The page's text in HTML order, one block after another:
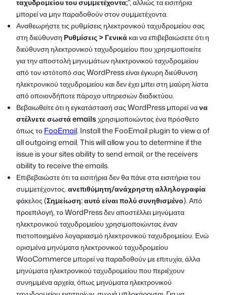
ταχυδρομείου του συμμετέχοντα;", αλλιώς τα εισιτήρια
μπορεί να μην παραδοθούν στον συμμετέχοντα.
Αναθεωρήστε τις ρυθμίσεις ηλεκτρονικού ταχυδρομείου σας
στη διεύθυνση Ρυθμίσεις > Γενικάκαι να επιβεβαιώσετε ότι η
διεύθυνση ηλεκτρονικού ταχυδρομείου που χρησιμοποιείτε
για την αποστολή μηνυμάτων ηλεκτρονικού ταχυδρομείου
από τον ιστότοπό σας WordPress είναι έγκυρη διεύθυνση
ηλεκτρονικού ταχυδρομείου και δεν έχει μπει στη μαύρη λίστα
από οποιονδήποτε πάροχο υπηρεσιών διαδικτύου.
Βεβαιωθείτε ότι η εγκατάστασή σας WordPress μπορεί νανα
στέλνετε σωστά emailsχρησιμοποιώντας ένα πρόσθετο
όπως τοFooEmail. Install the FooEmail plugin to view a of
all outgoing email. This will allow you to determine if the
issue is your sites ability to send email, or the receivers
ability to receive the emails.
Επιβεβαιώστε ότι τα εισιτήρια δεν θα πάνε στα εισιτήρια του
συμμετέχοντος.ανεπιθύμητη/ανάχρηστη αλληλογραφία
φάκελος (Σημείωση: αυτό είναι πολύ συνηθισμένο). Από
προεπιλογή, το WordPress δεν αποστέλλει μηνύματα
ηλεκτρονικού ταχυδρομείου χρησιμοποιώντας έναν
πιστοποιημένο λογαριασμό ηλεκτρονικού ταχυδρομείου. Ενώ
ορισμένα μηνύματα ηλεκτρονικού ταχυδρομείου
WooCommerce μπορεί να παραδοθούν με επιτυχία, άλλα
μηνύματα ηλεκτρονικού ταχυδρομείου που περιέχουν
συνημμένα αρχεία, όπως μηνύματα ηλεκτρονικού